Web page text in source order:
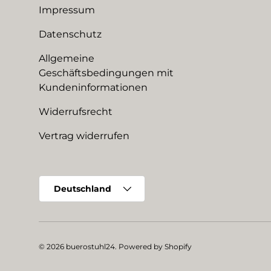
Impressum
Datenschutz
Allgemeine
Geschäftsbedingungen mit
Kundeninformationen
Widerrufsrecht
Vertrag widerrufen
Deutschland
© 2026 buerostuhl24. Powered by Shopify